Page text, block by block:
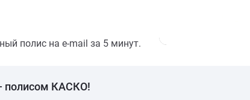
полис на e-mail за 5 минут.
полисом КАСКО!